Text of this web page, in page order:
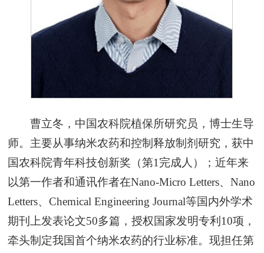
曹立冬，中国农科院植保所研究员，博士生导
师。主要从事纳米农药和控制释放制剂研究，获中
国农科院青年科技创新奖（第1完成人）；近年来
以第一作者和通讯作者在Nano-Micro Letters、Nano
Letters、Chemical Engineering Journal等国内外学术
期刊上发表论文50多篇，授权国家发明专利10项，
牵头制定我国首个纳米农药的行业标准。现担任第